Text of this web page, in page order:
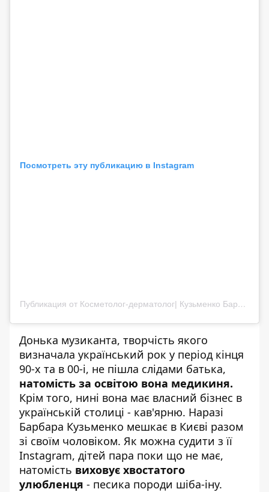
Посмотреть эту публикацию в Instagram
Публикация от Косметолог-дерматолог| Кузьменко Барбара Андріївна |Київ (@dr.barbara.kuzmenko)
Донька музиканта, творчість якого
визначала український рок у період кінця
90-х та в 00-і, не пішла слідами батька,
натомість за освітою вона медикиня.
Крім того, нині вона має власний бізнес в
українській столиці - кав'ярню. Наразі
Барбара Кузьменко мешкає в Києві разом
зі своїм чоловіком. Як можна судити з її
Instagram, дітей пара поки що не має,
натомість виховує хвостатого
улюбленця - песика породи шіба-іну.